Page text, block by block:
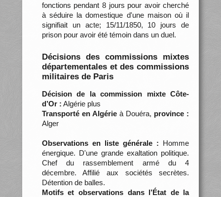
fonctions pendant 8 jours pour avoir cherché
à séduire la domestique d'une maison où il
signifiait un acte; 15/11/1850, 10 jours de
prison pour avoir été témoin dans un duel.
Décisions des commissions mixtes
départementales et des commissions
militaires de Paris
Décision de la commission mixte Côte-
d’Or : Algérie plus
Transporté en Algérieà Douéra, province :
Alger
Observations en liste générale : Homme
énergique. D'une grande exaltation politique.
Chef du rassemblement armé du 4
décembre. Affilié aux sociétés secrètes.
Détention de balles.
Motifs et observations dans l’État de la